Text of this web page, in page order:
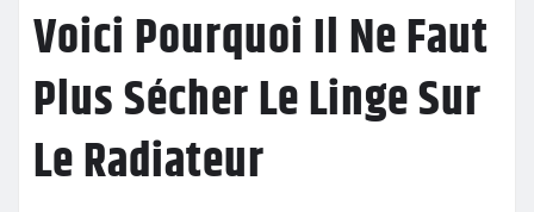
Voici Pourquoi Il Ne Faut
Plus Sécher Le Linge Sur
Le Radiateur